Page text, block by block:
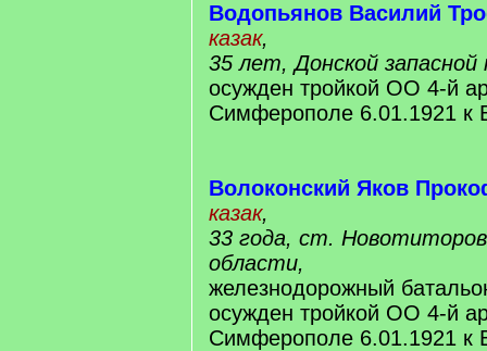
Водопьянов Василий
казак,
35 лет, Донской запасной
осужден тройкой ОО 4-й
Симферополе 6.01.1921 к
Волоконский Яков
казак,
33 года, ст.
области,
железнодорожный
осужден тройкой ОО 4-й
Симферополе 6.01.1921 к